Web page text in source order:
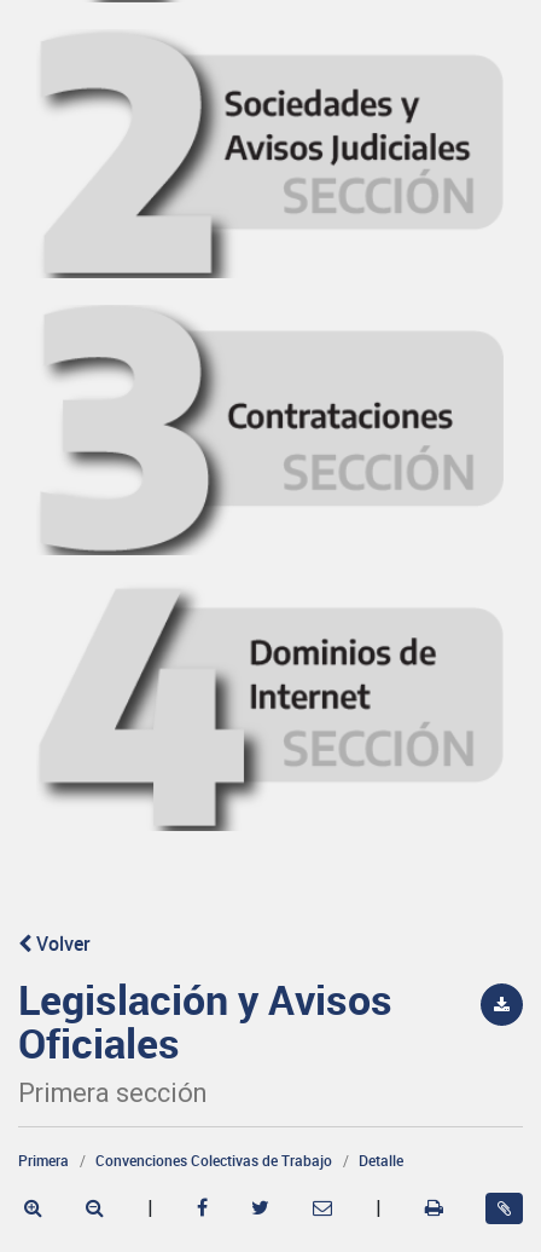
Volver
Legislación y Avisos
Oficiales
Primera sección
Primera Convenciones Colectivas de Trabajo Detalle
| |